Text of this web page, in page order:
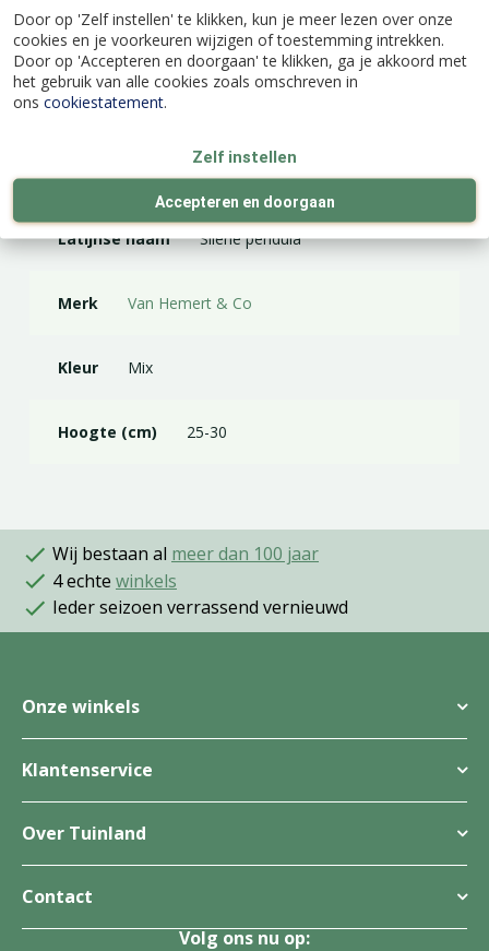
Door op 'Zelf instellen' te klikken, kun je meer lezen over onze
cookies en je voorkeuren wijzigen of toestemming intrekken.
Door op 'Accepteren en doorgaan' te klikken, ga je akkoord met
het gebruik van alle cookies zoals omschreven in
ons cookiestatement.
Zelf instellen
Accepteren en doorgaan
Specificaties
EAN code 8713172356906
Latijnse naam Silene pendula
Merk Van Hemert & Co
Kleur Mix
Hoogte (cm) 25-30
Wij bestaan al meer dan 100 jaar
4 echte winkels
Ieder seizoen verrassend vernieuwd
Onze winkels
Klantenservice
Over Tuinland
Contact
Volg ons nu op: